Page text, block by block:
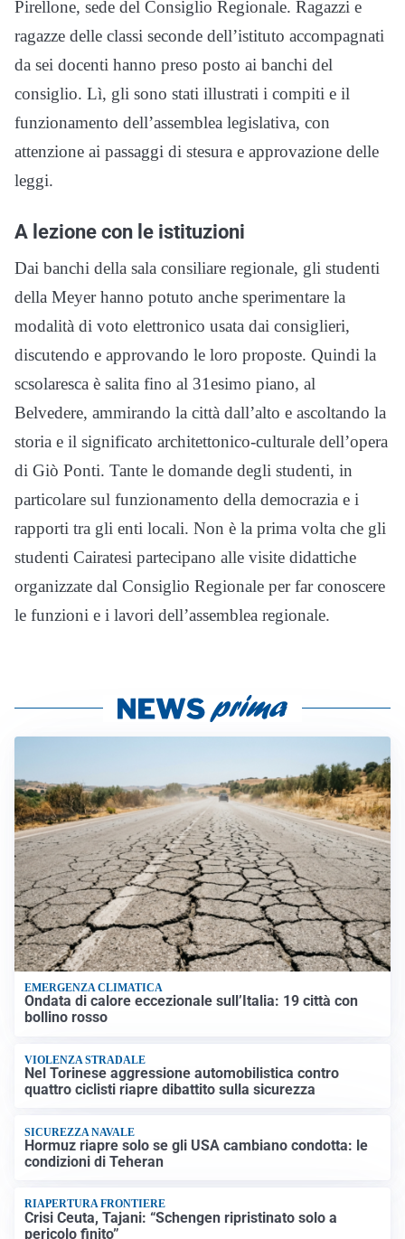
Pirellone, sede del Consiglio Regionale. Ragazzi e
ragazze delle classi seconde dell’istituto accompagnati
da sei docenti hanno preso posto ai banchi del
consiglio. Lì, gli sono stati illustrati i compiti e il
funzionamento dell’assemblea legislativa, con
attenzione ai passaggi di stesura e approvazione delle
leggi.
A lezione con le istituzioni
Dai banchi della sala consiliare regionale, gli studenti
della Meyer hanno potuto anche sperimentare la
modalità di voto elettronico usata dai consiglieri,
discutendo e approvando le loro proposte. Quindi la
scsolaresca è salita fino al 31esimo piano, al
Belvedere, ammirando la città dall’alto e ascoltando la
storia e il significato architettonico-culturale dell’opera
di Giò Ponti. Tante le domande degli studenti, in
particolare sul funzionamento della democrazia e i
rapporti tra gli enti locali. Non è la prima volta che gli
studenti Cairatesi partecipano alle visite didattiche
organizzate dal Consiglio Regionale per far conoscere
le funzioni e i lavori dell’assemblea regionale.
EMERGENZA CLIMATICA
Ondata di calore eccezionale sull’Italia: 19 città con
bollino rosso
VIOLENZA STRADALE
Nel Torinese aggressione automobilistica contro
quattro ciclisti riapre dibattito sulla sicurezza
SICUREZZA NAVALE
Hormuz riapre solo se gli USA cambiano condotta: le
condizioni di Teheran
RIAPERTURA FRONTIERE
Crisi Ceuta, Tajani: “Schengen ripristinato solo a
pericolo finito”